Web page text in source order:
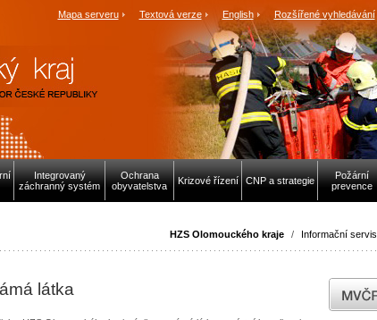
Mapa serveru Textová verze English Rozšířené vyhledávání
Integrovaný
záchranný systém
Ochrana
obyvatelstva
Krizové řízení CNP a strategie
Požární
prevence
HZS Olomouckého kraje / Informační servis
látka MVČR